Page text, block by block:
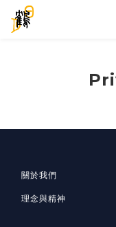
關於我們
理念與精神